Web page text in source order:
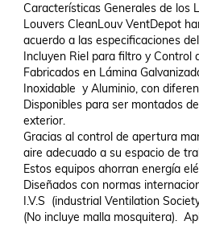
Características Generales de los
Louvers CleanLouv VentDepot
acuerdo a las especificaciones
Incluyen Riel para filtro y Control
Fabricados en Lámina
Inoxidable  y Aluminio, con
Disponibles para ser montados
exterior.
Gracias al control de apertura
aire adecuado a su espacio de
Estos equipos ahorran energía
Diseñados con normas
I.V.S  (industrial Ventilation
(No incluye malla mosquitera).